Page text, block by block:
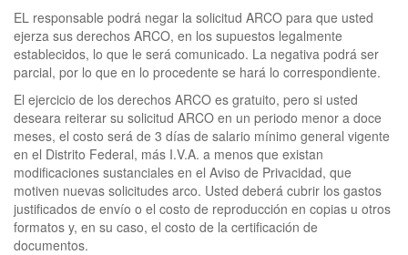
EL responsable podrá negar la solicitud ARCO para que usted
ejerza sus derechos ARCO, en los supuestos legalmente
establecidos, lo que le será comunicado. La negativa podrá ser
parcial, por lo que en lo procedente se hará lo correspondiente.
El ejercicio de los derechos ARCO es gratuito, pero si usted
deseara reiterar su solicitud ARCO en un periodo menor a doce
meses, el costo será de 3 días de salario mínimo general vigente
en el Distrito Federal, más I.V.A. a menos que existan
modificaciones sustanciales en el Aviso de Privacidad, que
motiven nuevas solicitudes arco. Usted deberá cubrir los gastos
justificados de envío o el costo de reproducción en copias u otros
formatos y, en su caso, el costo de la certificación de
documentos.